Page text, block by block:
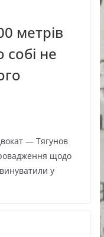
метрів
собі не
— Тягунов
щодо
у